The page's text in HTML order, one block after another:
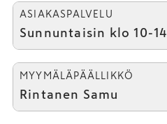
ASIAKASPALVELU
Sunnuntaisin klo 10-14
MYYMÄLÄPÄÄLLIKKÖ
Rintanen Samu